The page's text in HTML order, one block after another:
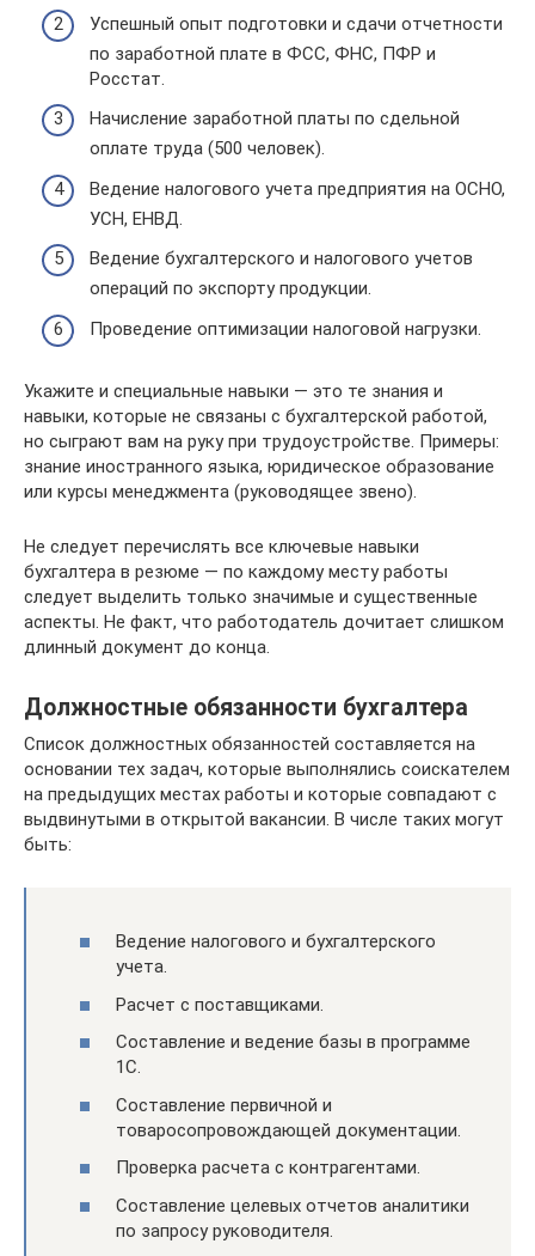
Успешный опыт подготовки и сдачи отчетности
по заработной плате в ФСС, ФНС, ПФР и
Росстат.
Начисление заработной платы по сдельной
оплате труда (500 человек).
Ведение налогового учета предприятия на ОСНО,
УСН, ЕНВД.
Ведение бухгалтерского и налогового учетов
операций по экспорту продукции.
Проведение оптимизации налоговой нагрузки.
Укажите и специальные навыки — это те знания и
навыки, которые не связаны с бухгалтерской работой,
но сыграют вам на руку при трудоустройстве. Примеры:
знание иностранного языка, юридическое образование
или курсы менеджмента (руководящее звено).
Не следует перечислять все ключевые навыки
бухгалтера в резюме — по каждому месту работы
следует выделить только значимые и существенные
аспекты. Не факт, что работодатель дочитает слишком
длинный документ до конца.
Должностные обязанности бухгалтера
Список должностных обязанностей составляется на
основании тех задач, которые выполнялись соискателем
на предыдущих местах работы и которые совпадают с
выдвинутыми в открытой вакансии. В числе таких могут
быть:
Ведение налогового и бухгалтерского
учета.
Расчет с поставщиками.
Составление и ведение базы в программе
1С.
Составление первичной и
товаросопровождающей документации.
Проверка расчета с контрагентами.
Составление целевых отчетов аналитики
по запросу руководителя.